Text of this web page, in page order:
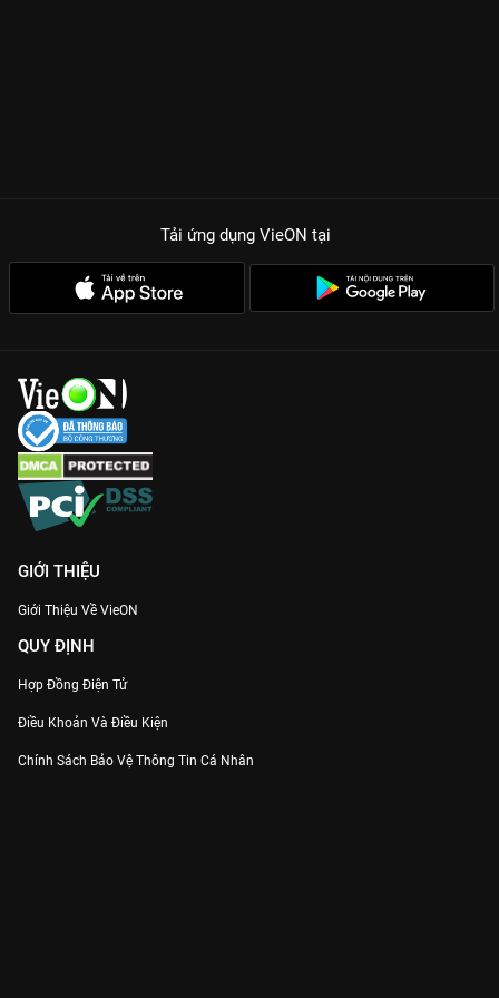
Tải ứng dụng VieON tại
GIỚI THIỆU
Giới Thiệu Về VieON
QUY ĐỊNH
Hợp Đồng Điện Tử
Điều Khoản Và Điều Kiện
Chính Sách Bảo Vệ Thông Tin Cá Nhân